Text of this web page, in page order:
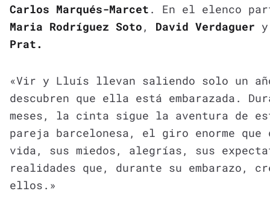
Carlos Marqués-Marcet . En el elenco
Maria Rodríguez Soto , David Verdaguer
Prat.
«Vir y Lluís llevan saliendo solo un
descubren que ella está embarazada.
meses, la cinta sigue la aventura de
pareja barcelonesa, el giro enorme que
vida, sus miedos, alegrías, sus
realidades que, durante su embarazo,
ellos.»